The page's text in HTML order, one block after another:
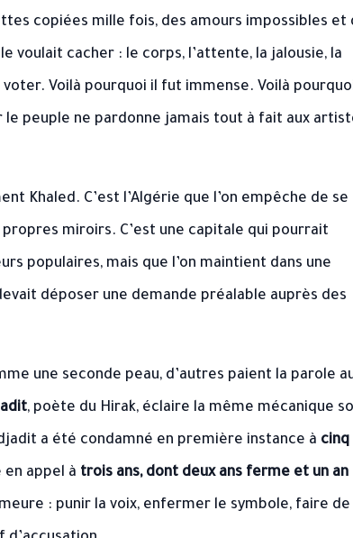
copiées mille fois, des amours impossibles et
voulait cacher : le corps, l’attente, la jalousie, la
Voilà pourquoi il fut immense. Voilà
peuple ne pardonne jamais tout à fait aux
Khaled. C’est l’Algérie que l’on empêche de se
miroirs. C’est une capitale qui pourrait
populaires, mais que l’on maintient dans une
déposer une demande préalable auprès des
une seconde peau, d’autres paient la parole
, poète du Hirak, éclaire la même mécanique
a été condamné en première instance à cinq
en appel à trois ans, dont deux ans ferme et un an
: punir la voix, enfermer le symbole, faire de